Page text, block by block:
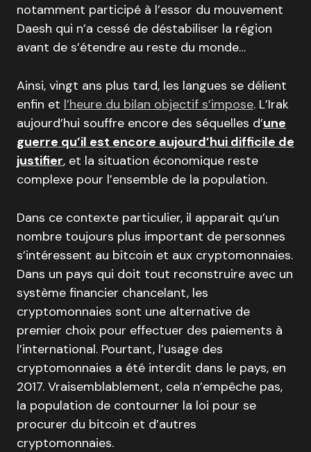
notamment participé à l’essor du mouvement
Daesh qui n’a cessé de déstabiliser la région
avant de s’étendre au reste du monde…
Ainsi, vingt ans plus tard, les langues se délient
enfin et l’heure du bilan objectif s’impose. L’Irak
aujourd’hui souffre encore des séquelles d’une
guerre qu’il est encore aujourd’hui difficile de
justifier, et la situation économique reste
complexe pour l’ensemble de la population.
Dans ce contexte particulier, il apparait qu’un
nombre toujours plus important de personnes
s’intéressent au bitcoin et aux cryptomonnaies.
Dans un pays qui doit tout reconstruire avec un
système financier chancelant, les
cryptomonnaies sont une alternative de
premier choix pour effectuer des paiements à
l’international. Pourtant, l’usage des
cryptomonnaies a été interdit dans le pays, en
2017. Vraisemblablement, cela n’empêche pas,
la population de contourner la loi pour se
procurer du bitcoin et d’autres
cryptomonnaies.